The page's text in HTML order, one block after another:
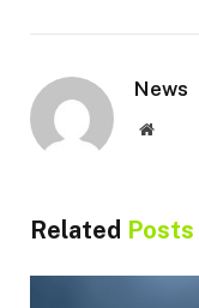
News
Website
Related Posts